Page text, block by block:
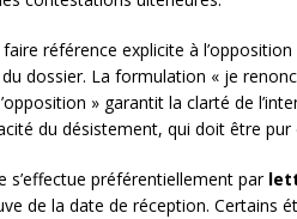
référence explicite à
dossier. La formulation « je
» garantit la clarté de
du désistement, qui doit être pur
s’effectue préférentiellement par
de la date de réception. Certains